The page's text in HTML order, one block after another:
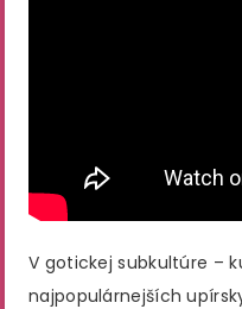
V gotickej subkultúre –
najpopulárnejších